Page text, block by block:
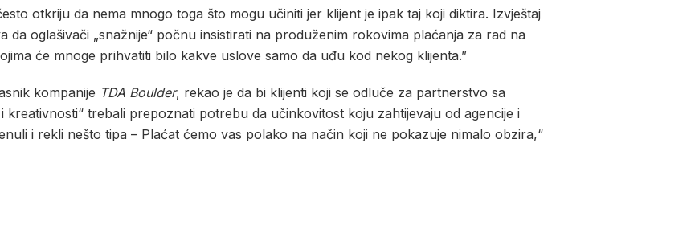
otkriju da nema mnogo toga što mogu učiniti jer klijent je ipak taj koji diktira. Izvještaj
da oglašivači „snažnije“ počnu insistirati na produženim rokovima plaćanja za rad na
će mnoge prihvatiti bilo kakve uslove samo da uđu kod nekog klijenta.”
kompanije TDA Boulder, rekao je da bi klijenti koji se odluče za partnerstvo sa
trebali prepoznati potrebu da učinkovitost koju zahtijevaju od agencije i
i rekli nešto tipa – Plaćat ćemo vas polako na način koji ne pokazuje nimalo obzira,“